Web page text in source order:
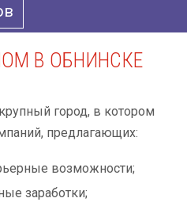
В ОБНИНСКЕ
город, в котором
предлагающих:
возможности;
заработки;